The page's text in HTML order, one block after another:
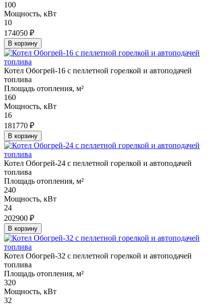
100
Мощность, кВт
10
174050 ₽
В корзину
Котел Обогрей-16 с пеллетной горелкой и автоподачей
топлива
Площадь отопления, м²
160
Мощность, кВт
16
181770 ₽
В корзину
Котел Обогрей-24 с пеллетной горелкой и автоподачей
топлива
Площадь отопления, м²
240
Мощность, кВт
24
202900 ₽
В корзину
Котел Обогрей-32 с пеллетной горелкой и автоподачей
топлива
Площадь отопления, м²
320
Мощность, кВт
32